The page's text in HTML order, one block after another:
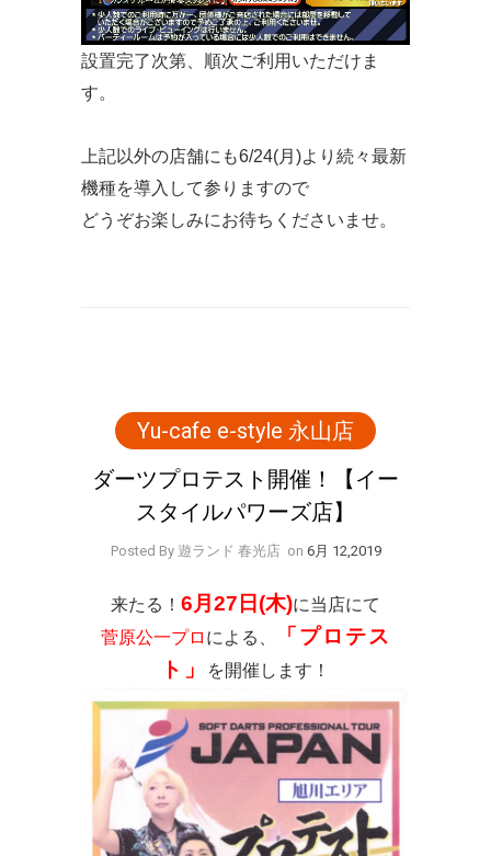
設置完了次第、順次ご利用いただけま
す。
上記以外の店舗にも6/24(月)より続々最新
機種を導入して参りますので
どうぞお楽しみにお待ちくださいませ。
Yu-cafe e-style 永山店
ダーツプロテスト開催！【イー
スタイルパワーズ店】
Posted By 遊ランド 春光店 on 6月 12,2019
来たる！ 6月27日(木)に当店にて
菅原公一プロ による、
「プロテス
ト」
を開催します！